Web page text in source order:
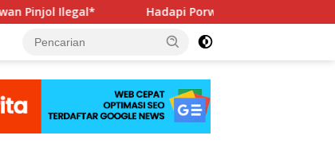
Hadapi Porwanas 2027, Pengurus PWI Jaya